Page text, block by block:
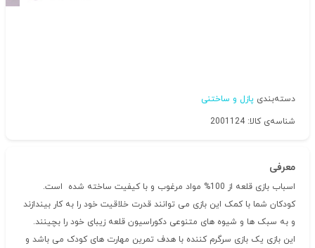
دسته‌بندی پازل و ساختنی
شناسه‌ی کالا: 2001124
معرفی
اسباب بازی قلعه از 100% مواد مرغوب و با کیفیت ساخته شده است.
کودکان شما با کمک این بازی می توانند قدرت خلاقیت خود را به کار بیندازند
و به سبک ها و شیوه های متنوعی دکوراسیون قلعه زیبای خود را بچینند.
این بازی یک بازی سرگرم کننده با هدف تمرین مهارت های کودک می باشد و